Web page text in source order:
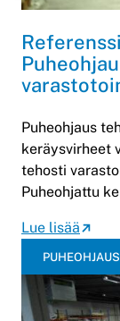
Puheohjaus
keräysvirheet
tehosti
Puheohjattu
Lue lisää
PUHEOHJAUS